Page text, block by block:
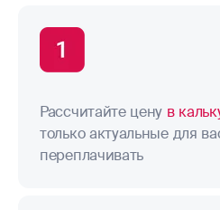
Рассчитайте цену в
только актуальные для
переплачивать